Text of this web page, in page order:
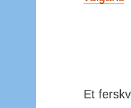
Et